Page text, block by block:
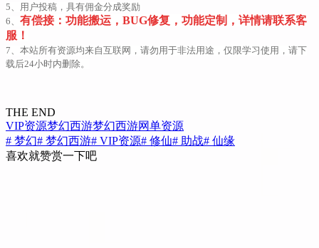
5、用户投稿，具有佣金分成奖励
6、 有偿接：功能搬运，BUG修复，功能定制，详情请联系客
服！
7、本站所有资源均来自互联网，请勿用于非法用途，仅限学习使用，请下
载后24小时内删除。
THE END
VIP资源梦幻西游梦幻西游网单资源
# 梦幻# 梦幻西游# VIP资源# 修仙# 助战# 仙缘
喜欢就赞赏一下吧